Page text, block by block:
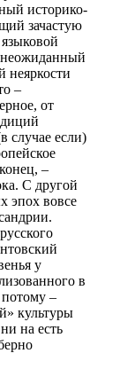
историко-
зачастую
неяркости
–
от
случае если)
–
С другой
эпох вовсе
у
в
потому –
культуры
на есть